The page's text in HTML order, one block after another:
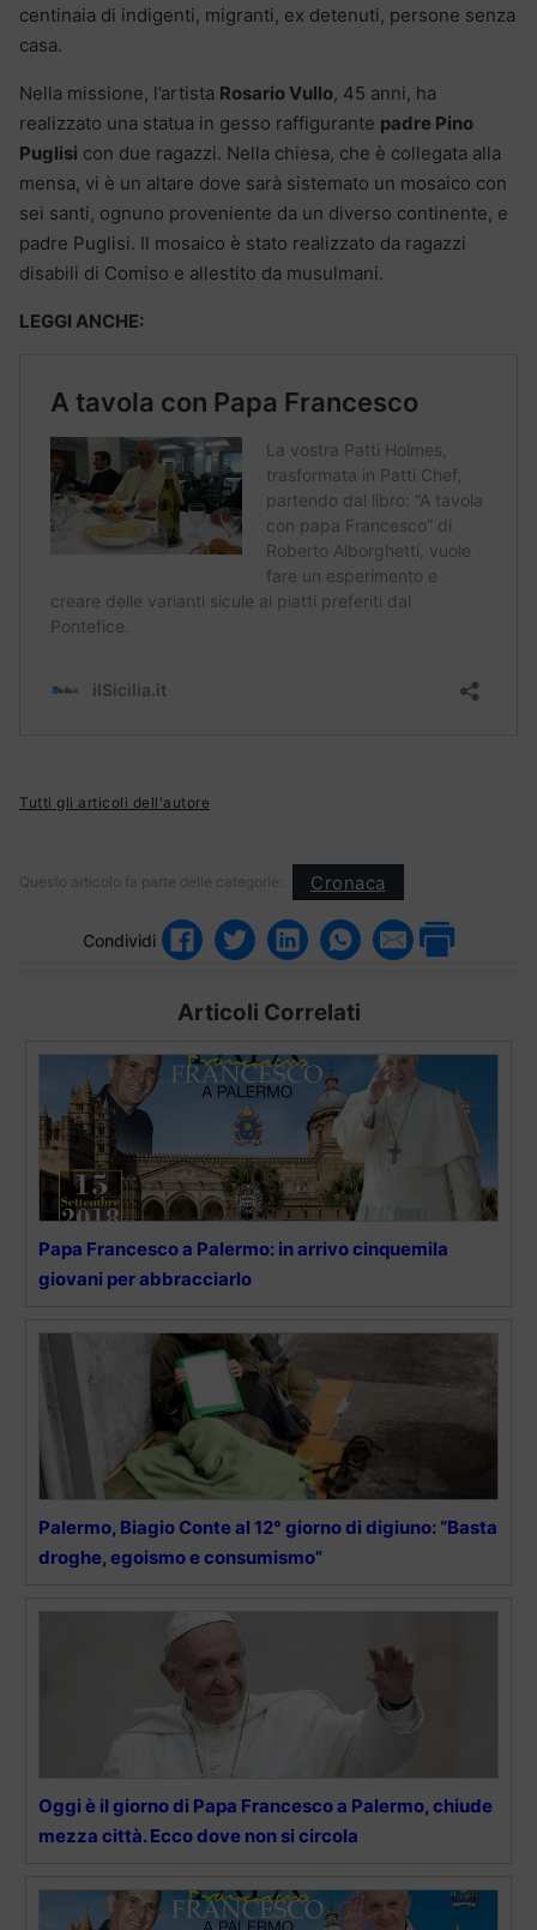
centinaia di indigenti, migranti, ex detenuti, persone senza
casa.
Nella missione, l’artista Rosario Vullo, 45 anni, ha
realizzato una statua in gesso raffigurante padre Pino
Puglisi con due ragazzi. Nella chiesa, che è collegata alla
mensa, vi è un altare dove sarà sistemato un mosaico con
sei santi, ognuno proveniente da un diverso continente, e
padre Puglisi. Il mosaico è stato realizzato da ragazzi
disabili di Comiso e allestito da musulmani.
LEGGI ANCHE:
Tutti gli articoli dell'autore
Questo articolo fa parte delle categorie: Cronaca
Condividi
Articoli Correlati
Papa Francesco a Palermo: in arrivo cinquemila
giovani per abbracciarlo
Palermo, Biagio Conte al 12° giorno di digiuno: “Basta
droghe, egoismo e consumismo”
Oggi è il giorno di Papa Francesco a Palermo, chiude
mezza città. Ecco dove non si circola